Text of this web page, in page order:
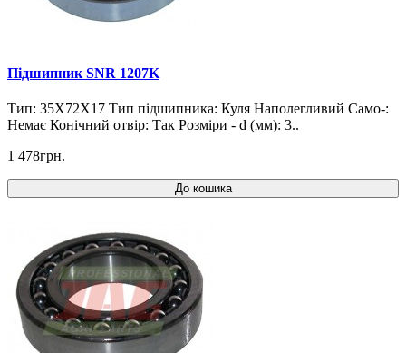
Підшипник SNR 1207K
Тип: 35X72X17 Тип підшипника: Куля Наполегливий Само-:
Немає Конічний отвір: Так Розміри - d (мм): 3..
1 478грн.
До кошика